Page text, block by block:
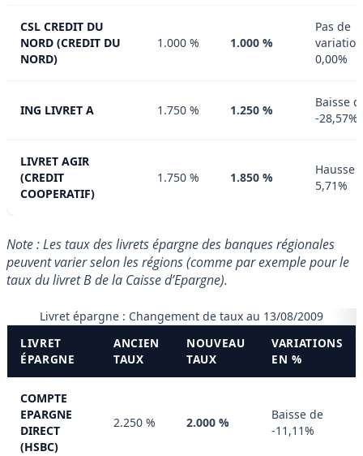
CSL CREDIT DU
NORD (CREDIT DU
NORD)
1.000 % 1.000 %
Pas de
0,00%
ING LIVRET A 1.750 % 1.250 %
Baisse
-28,57%
LIVRET AGIR
(CREDIT
COOPERATIF)
1.750 % 1.850 %
Hausse
5,71%
Note : Les taux des livrets épargne des banques régionales
peuvent varier selon les régions (comme par exemple pour le
taux du livret B de la Caisse d’Epargne).
Livret épargne : Changement de taux au 13/08/2009
LIVRET
ÉPARGNE
ANCIEN
TAUX
NOUVEAU
TAUX
VARIATIONS
EN %
COMPTE
EPARGNE
DIRECT
(HSBC)
2.250 % 2.000 %
Baisse de
-11,11%